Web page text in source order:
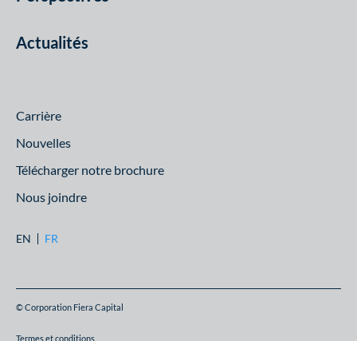
Actualités
Carrière
Nouvelles
Télécharger notre brochure
Nous joindre
EN FR
© Corporation Fiera Capital
Termes et conditions